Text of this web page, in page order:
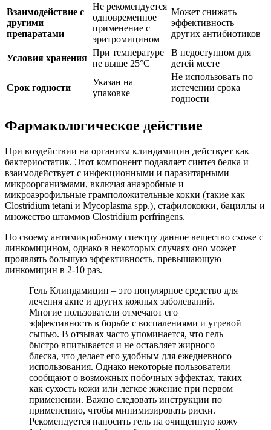
Взаимодействие с
другими
препаратами
Не рекомендуется
одновременное
применение с
эритромицином
Может снижать
эффективность
других антибиотиков
Условия хранения
При температуре
не выше 25°C
В недоступном для
детей месте
Срок годности
Указан на
упаковке
Не использовать по
истечении срока
годности
Фармакологическое действие
При воздействии на организм клиндамицин действует как
бактериостатик. Этот компонент подавляет синтез белка и
взаимодействует с инфекционными и паразитарными
микроорганизмами, включая анаэробные и
микроаэрофильные грамположительные кокки (такие как
Clostridium tetani и Mycoplasma spp.), стафилококки, бациллы и
множество штаммов Clostridium perfringens.
По своему антимикробному спектру данное вещество схоже с
линкомицином, однако в некоторых случаях оно может
проявлять большую эффективность, превышающую
линкомицин в 2-10 раз.
Гель Клиндамицин – это популярное средство для
лечения акне и других кожных заболеваний.
Многие пользователи отмечают его
эффективность в борьбе с воспалениями и угревой
сыпью. В отзывах часто упоминается, что гель
быстро впитывается и не оставляет жирного
блеска, что делает его удобным для ежедневного
использования. Однако некоторые пользователи
сообщают о возможных побочных эффектах, таких
как сухость кожи или легкое жжение при первом
применении. Важно следовать инструкции по
применению, чтобы минимизировать риски.
Рекомендуется наносить гель на очищенную кожу